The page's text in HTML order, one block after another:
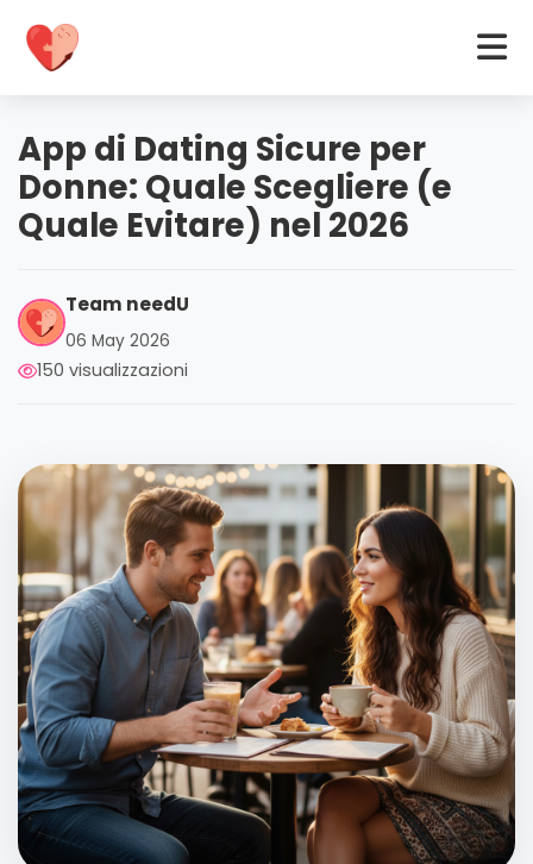
App di Dating Sicure per
Donne: Quale Scegliere (e
Quale Evitare) nel 2026
Team needU
06 May 2026
150 visualizzazioni